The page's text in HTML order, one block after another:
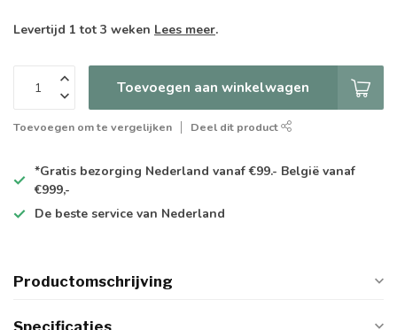
Levertijd 1 tot 3 weken Lees meer.
Toevoegen aan winkelwagen
Toevoegen om te vergelijken Deel dit product
*Gratis bezorging Nederland vanaf €99.- België vanaf
€999,-
De beste service van Nederland
Productomschrijving